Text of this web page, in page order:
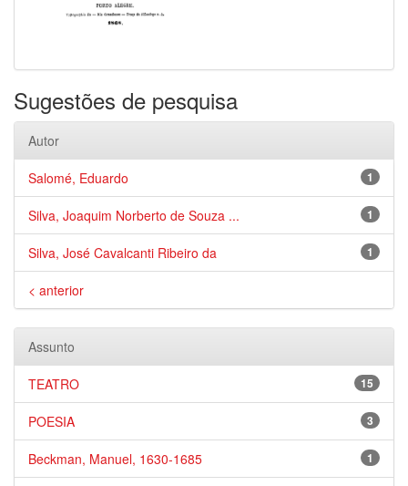
Sugestões de pesquisa
Autor
1
Salomé, Eduardo
1
Silva, Joaquim Norberto de Souza ...
1
Silva, José Cavalcanti Ribeiro da
< anterior
Assunto
15
TEATRO
3
POESIA
1
Beckman, Manuel, 1630-1685